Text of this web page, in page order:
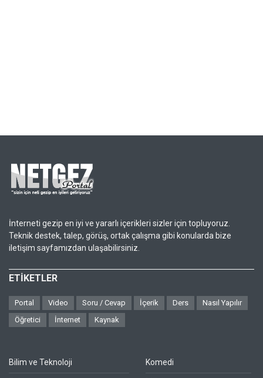
İnterneti gezip en iyi ve yararlı içerikleri sizler için topluyoruz.
Teknik destek, talep, görüş, ortak çalışma gibi konularda bize
iletişim sayfamızdan ulaşabilirsiniz.
ETİKETLER
Portal Video Soru / Cevap İçerik Ders
Nasıl Yapılır
Öğretici
İnternet Kaynak
Bilim ve Teknoloji Komedi